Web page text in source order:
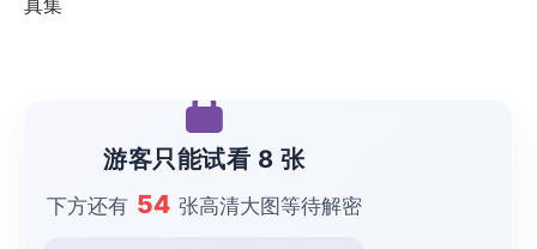
游客只能试看 8 张
下方还有 54 张高清大图等待解密